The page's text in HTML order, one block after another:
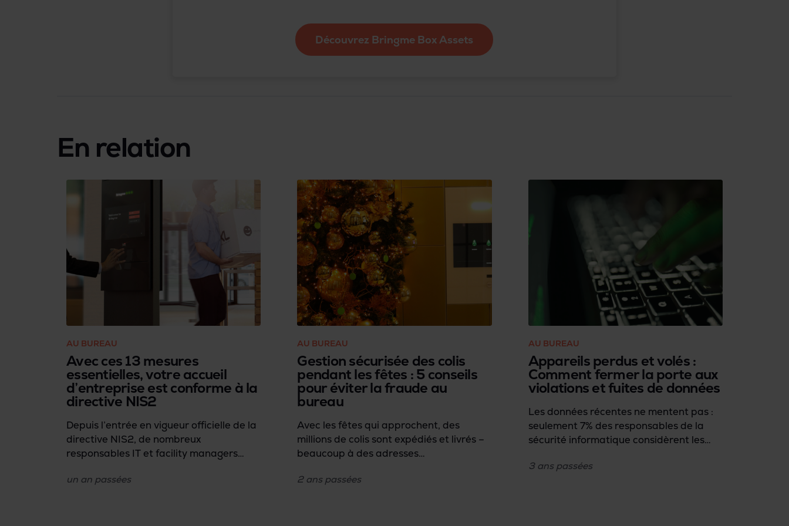
Découvrez Bringme Box Assets
En relation
AU BUREAU
Avec ces 13 mesures
essentielles, votre accueil
d’entreprise est conforme à la
directive NIS2
Depuis l’entrée en vigueur officielle de la
directive NIS2, de nombreux
responsables IT et facility managers
accueil doit respecter afin d’être en
un an passées
AU BUREAU
Gestion sécurisée des colis
pendant les fêtes : 5 conseils
pour éviter la fraude au
bureau
Avec les fêtes qui approchent, des
millions de colis sont expédiés et livrés –
beaucoup à des adresses
traditionnelle des colis dans les
2 ans passées
AU BUREAU
Appareils perdus et volés :
Comment fermer la porte aux
violations et fuites de données
Les données récentes ne mentent pas :
seulement 7% des responsables de la
sécurité informatique considèrent les
risque sérieux, pourtant ces actifs
3 anspassées